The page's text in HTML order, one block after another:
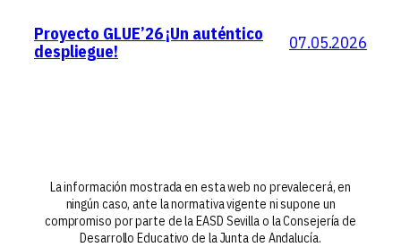
Proyecto GLUE’26 ¡Un auténtico
despliegue!
07.05.2026
La información mostrada en esta web no prevalecerá, en
ningún caso, ante la normativa vigente ni supone un
compromiso por parte de la EASD Sevilla o la Consejería de
Desarrollo Educativo de la Junta de Andalucía.